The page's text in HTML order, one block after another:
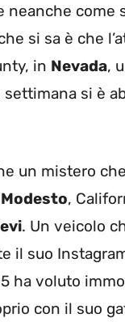
neanche come
si sa è che
in Nevada,
settimana si è
un mistero
Modesto,
. Un veicolo
il suo
ha voluto
con il suo